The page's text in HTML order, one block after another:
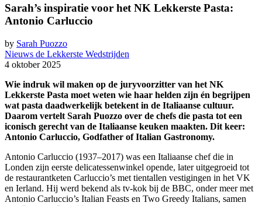
Sarah’s inspiratie voor het NK Lekkerste Pasta:
Antonio Carluccio
by Sarah Puozzo
Nieuws de Lekkerste Wedstrijden
4 oktober 2025
Wie indruk wil maken op de juryvoorzitter van het NK
Lekkerste Pasta moet weten wie haar helden zijn én begrijpen
wat pasta daadwerkelijk betekent in de Italiaanse cultuur.
Daarom vertelt Sarah Puozzo over de chefs die pasta tot een
iconisch gerecht van de Italiaanse keuken maakten. Dit keer:
Antonio Carluccio, Godfather of Italian Gastronomy.
Antonio Carluccio (1937–2017) was een Italiaanse chef die in
Londen zijn eerste delicatessenwinkel opende, later uitgegroeid tot
de restaurantketen Carluccio’s met tientallen vestigingen in het VK
en Ierland. Hij werd bekend als tv-kok bij de BBC, onder meer met
Antonio Carluccio’s Italian Feasts en Two Greedy Italians, samen